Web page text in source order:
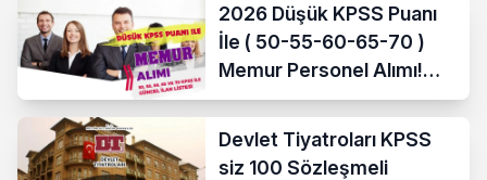
2026 Düşük KPSS Puanı
İle ( 50-55-60-65-70 )
Memur Personel Alımı!
Lise, Ön Lisans ve Lisans
Devlet Tiyatroları KPSS
siz 100 Sözleşmeli